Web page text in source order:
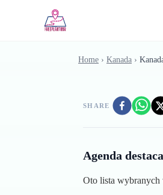
Home › Kanada ›
SHARE
Agenda
Oto lista